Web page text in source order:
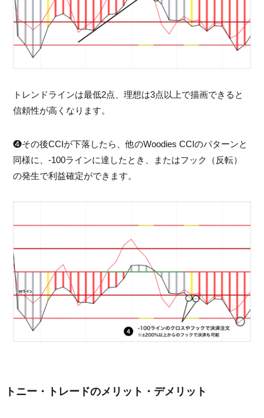
トレンドラインは最低2点、理想は3点以上で描画できると
信頼性が高くなります。
❹その後CCIが下落したら、他のWoodies CCIのパターンと
同様に、-100ラインに達したとき、またはフック（反転）
の発生で利益確定ができます。
トニー・トレードのメリット・デメリット